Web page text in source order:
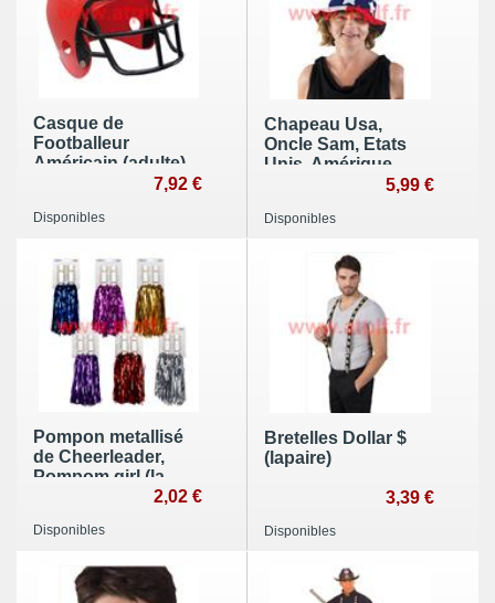
Casque de
Footballeur
Américain (adulte)
7,92 €
Disponibles
Chapeau Usa,
Oncle Sam, Etats
Unis, Amérique,
5,99 €
Disponibles
Pompon metallisé
de Cheerleader,
Pompom girl (la
2,02 €
Disponibles
Bretelles Dollar $
(lapaire)
3,39 €
Disponibles